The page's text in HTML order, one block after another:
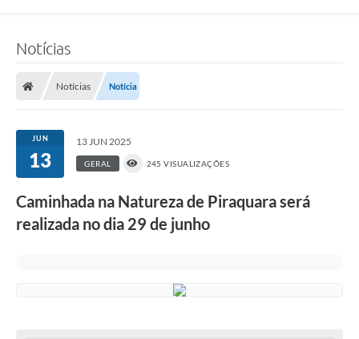
Notícias
Notícias Notícia
JUN
13
13 JUN 2025
GERAL 245 VISUALIZAÇÕES
Caminhada na Natureza de Piraquara será
realizada no dia 29 de junho